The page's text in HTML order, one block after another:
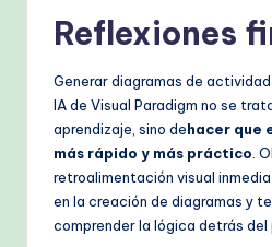
Reflexiones
Generar diagramas de
IA de Visual Paradigm no se
aprendizaje, sino dehacer que
más rápido y más práctico.
retroalimentación visual
en la creación de diagramas y
comprender la lógica detrás del